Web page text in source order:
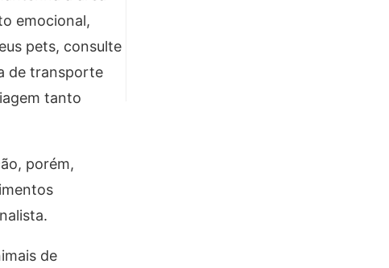
emocional,
pets, consulte
de transporte
tanto
porém,
de